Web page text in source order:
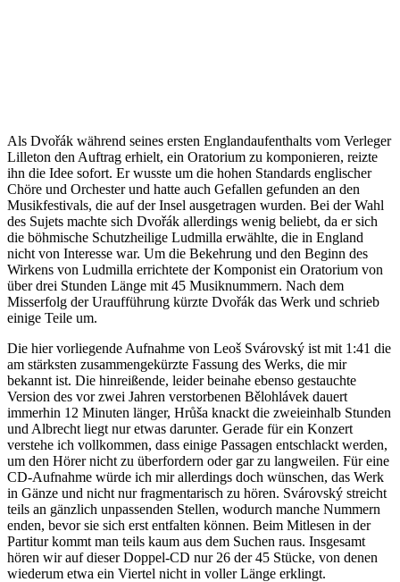
Als Dvořák während seines ersten Englandaufenthalts vom Verleger
Lilleton den Auftrag erhielt, ein Oratorium zu komponieren, reizte
ihn die Idee sofort. Er wusste um die hohen Standards englischer
Chöre und Orchester und hatte auch Gefallen gefunden an den
Musikfestivals, die auf der Insel ausgetragen wurden. Bei der Wahl
des Sujets machte sich Dvořák allerdings wenig beliebt, da er sich
die böhmische Schutzheilige Ludmilla erwählte, die in England
nicht von Interesse war. Um die Bekehrung und den Beginn des
Wirkens von Ludmilla errichtete der Komponist ein Oratorium von
über drei Stunden Länge mit 45 Musiknummern. Nach dem
Misserfolg der Uraufführung kürzte Dvořák das Werk und schrieb
einige Teile um.
Die hier vorliegende Aufnahme von Leoš Svárovský ist mit 1:41 die
am stärksten zusammengekürzte Fassung des Werks, die mir
bekannt ist. Die hinreißende, leider beinahe ebenso gestauchte
Version des vor zwei Jahren verstorbenen Bělohlávek dauert
immerhin 12 Minuten länger, Hrůša knackt die zweieinhalb Stunden
und Albrecht liegt nur etwas darunter. Gerade für ein Konzert
verstehe ich vollkommen, dass einige Passagen entschlackt werden,
um den Hörer nicht zu überfordern oder gar zu langweilen. Für eine
CD-Aufnahme würde ich mir allerdings doch wünschen, das Werk
in Gänze und nicht nur fragmentarisch zu hören. Svárovský streicht
teils an gänzlich unpassenden Stellen, wodurch manche Nummern
enden, bevor sie sich erst entfalten können. Beim Mitlesen in der
Partitur kommt man teils kaum aus dem Suchen raus. Insgesamt
hören wir auf dieser Doppel-CD nur 26 der 45 Stücke, von denen
wiederum etwa ein Viertel nicht in voller Länge erklingt.